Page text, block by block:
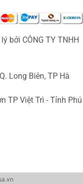
bởi CÔNG TY TNHH
Long Biên, TP Hà
TP Việt Trì - Tỉnh Phú